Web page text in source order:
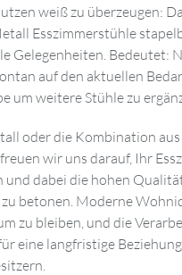
weiß zu überzeugen:
Esszimmerstühle
Gelegenheiten. Bedeutet:
auf den aktuellen
um weitere Stühle zu
oder die Kombination
wir uns darauf, Ihr
und dabei die hohen
betonen. Moderne
zu bleiben, und die
eine langfristige